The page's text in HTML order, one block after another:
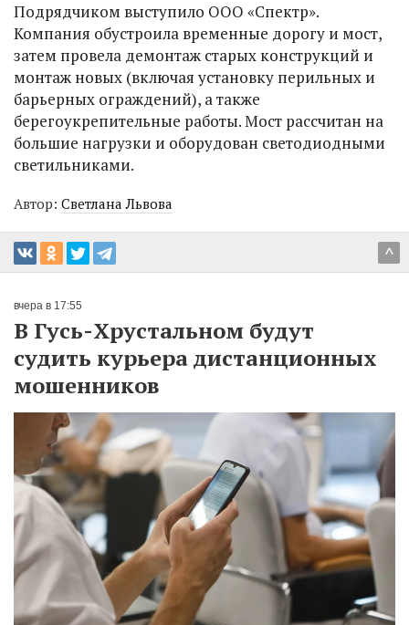
Подрядчиком выступило ООО «Спектр».
Компания обустроила временные дорогу и мост,
затем провела демонтаж старых конструкций и
монтаж новых (включая установку перильных и
барьерных ограждений), а также
берегоукрепительные работы. Мост рассчитан на
большие нагрузки и оборудован светодиодными
светильниками.
Автор: Светлана Львова
^
вчера в 17:55
В Гусь-Хрустальном будут
судить курьера дистанционных
мошенников